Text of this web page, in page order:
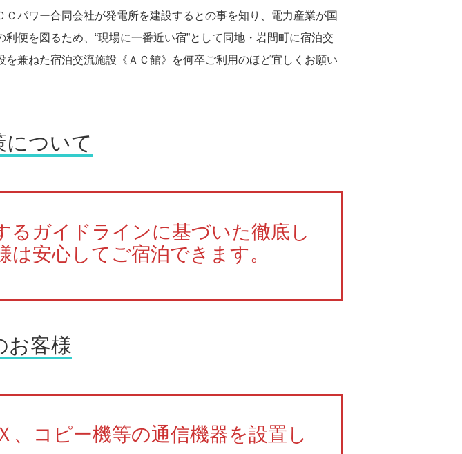
パワー合同会社が発電所を建設するとの事を知り、電力産業が国
便を図るため、“現場に一番近い宿”として同地・岩間町に宿泊交
兼ねた宿泊交流施設《ＡＣ館》を何卒ご利用のほど宜しくお願い
について
るガイドラインに基づいた徹底し
安心してご宿泊できます。
お客様
コピー機等の通信機器を設置し